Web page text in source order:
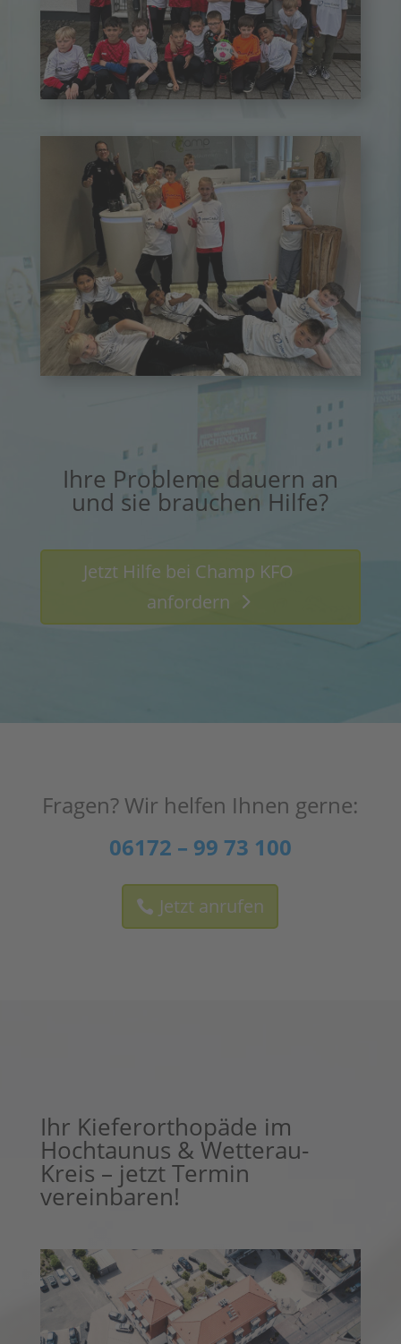
Ihre Probleme dauern an
und sie brauchen Hilfe?
Jetzt Hilfe bei Champ KFO
anfordern
Fragen? Wir helfen Ihnen gerne:
06172 – 99 73 100
Jetzt anrufen
Ihr Kieferorthopäde im
Hochtaunus & Wetterau-
Kreis – jetzt Termin
vereinbaren!